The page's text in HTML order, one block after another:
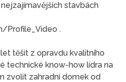
stavbách
Profile_Video .
těšit z opravdu kvalitního
technické know-how lídra na
zvolit zahradní domek od